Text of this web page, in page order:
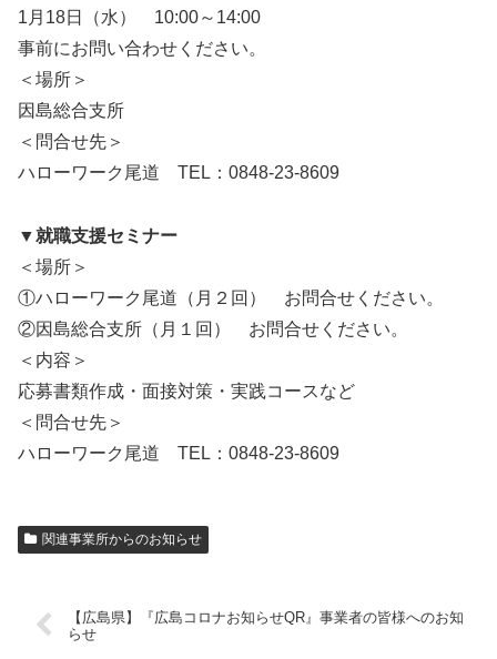
1月18日（水） 10:00～14:00
事前にお問い合わせください。
＜場所＞
因島総合支所
＜問合せ先＞
ハローワーク尾道 TEL：0848-23-8609
▼就職支援セミナー
＜場所＞
①ハローワーク尾道（月２回） お問合せください。
②因島総合支所（月１回） お問合せください。
＜内容＞
応募書類作成・面接対策・実践コースなど
＜問合せ先＞
ハローワーク尾道 TEL：0848-23-8609
関連事業所からのお知らせ
【広島県】『広島コロナお知らせQR』事業者の皆様へのお知
らせ